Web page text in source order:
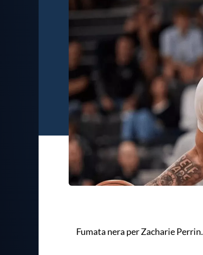
Fumata nera per Zacharie Perrin.